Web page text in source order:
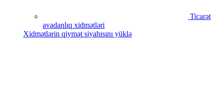
Ticarət
avadanlıq xidmətləri
Xidmətlərin qiymət siyahısını yüklə